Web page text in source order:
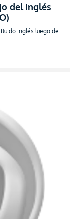
del inglés
inglés luego de